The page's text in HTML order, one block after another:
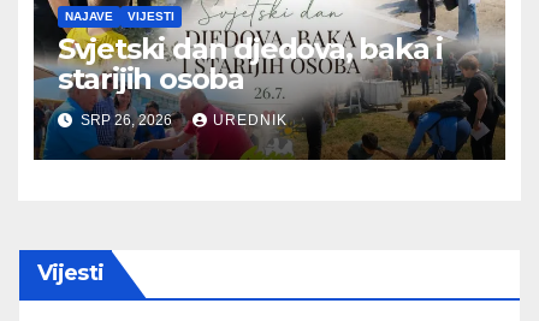
NAJAVE VIJESTI
Svjetski dan djedova, baka i
starijih osoba
SRP 26, 2026 UREDNIK
Vijesti